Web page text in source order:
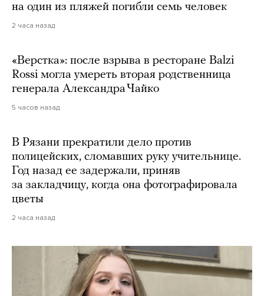
на один из пляжей погибли семь человек
2 часа назад
«Верстка»: после взрыва в ресторане Balzi
Rossi могла умереть вторая родственница
генерала Александра Чайко
5 часов назад
В Рязани прекратили дело против
полицейских, сломавших руку учительнице.
Год назад ее задержали, приняв
за закладчицу, когда она фотографировала
цветы
2 часа назад